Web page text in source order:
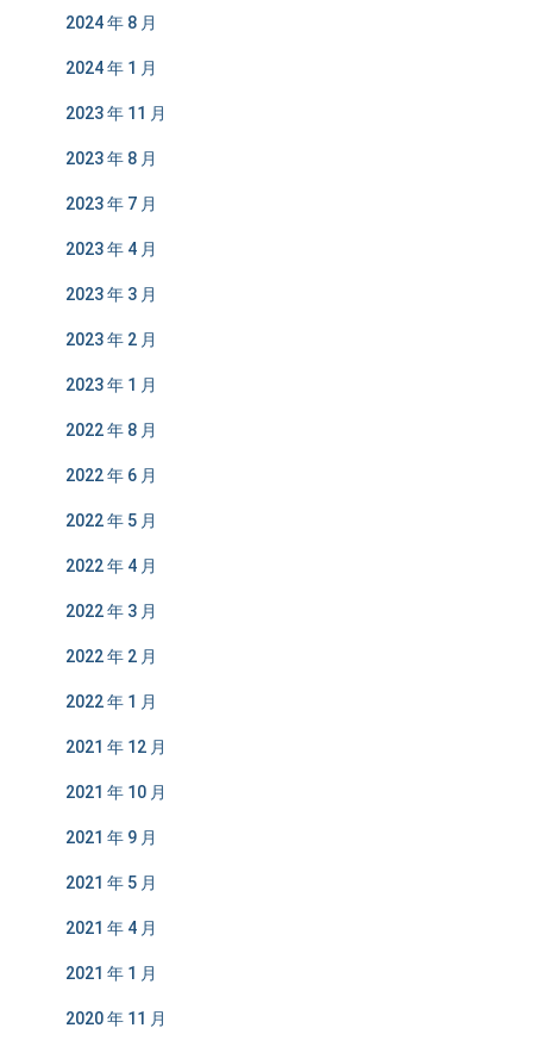
2024 年 8 月
2024 年 1 月
2023 年 11 月
2023 年 8 月
2023 年 7 月
2023 年 4 月
2023 年 3 月
2023 年 2 月
2023 年 1 月
2022 年 8 月
2022 年 6 月
2022 年 5 月
2022 年 4 月
2022 年 3 月
2022 年 2 月
2022 年 1 月
2021 年 12 月
2021 年 10 月
2021 年 9 月
2021 年 5 月
2021 年 4 月
2021 年 1 月
2020 年 11 月